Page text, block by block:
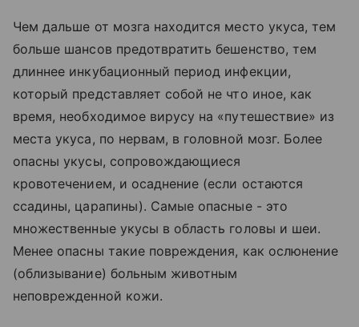
Чем дальше от мозга находится место укуса, тем
больше шансов предотвратить бешенство, тем
длиннее инкубационный период инфекции,
который представляет собой не что иное, как
время, необходимое вирусу на «путешествие» из
места укуса, по нервам, в головной мозг. Более
опасны укусы, сопровождающиеся
кровотечением, и осаднение (если остаются
ссадины, царапины). Самые опасные - это
множественные укусы в область головы и шеи.
Менее опасны такие повреждения, как ослюнение
(облизывание) больным животным
неповрежденной кожи.